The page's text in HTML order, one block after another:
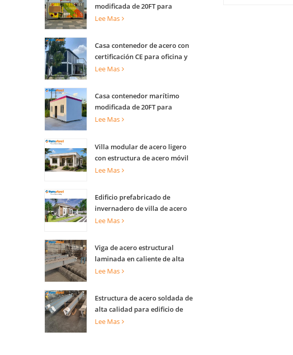
modificada de 20FT para
cafetería creativa, oficina y
Lee Mas
Casa contenedor de acero con
certificación CE para oficina y
vivienda
Lee Mas
Casa contenedor marítimo
modificada de 20FT para
apartamentos
Lee Mas
Villa modular de acero ligero
con estructura de acero móvil
de lujo
Lee Mas
Edificio prefabricado de
invernadero de villa de acero
ligero para complejo turístico
Lee Mas
Viga de acero estructural
laminada en caliente de alta
capacidad de carga para
Lee Mas
Estructura de acero soldada de
alta calidad para edificio de
construcción
Lee Mas